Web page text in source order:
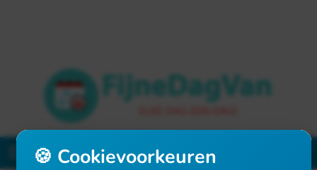
Menu
🍪 Cookievoorkeuren